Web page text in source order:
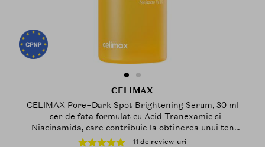
CELIMAX
CELIMAX Pore+Dark Spot Brightening Serum, 30 ml
- ser de fata formulat cu Acid Tranexamic si
Niacinamida, care contribuie la obtinerea unui ten
luminos si la reducerea vizibilitatii porilor
11 de review-uri